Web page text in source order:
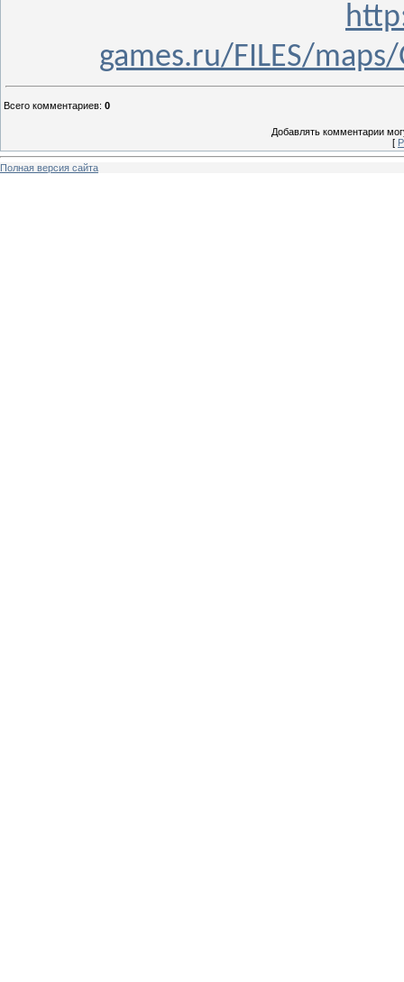
games.ru/FILES/
Всего комментариев: 0
Добавлять комментарии
[
Полная версия сайта